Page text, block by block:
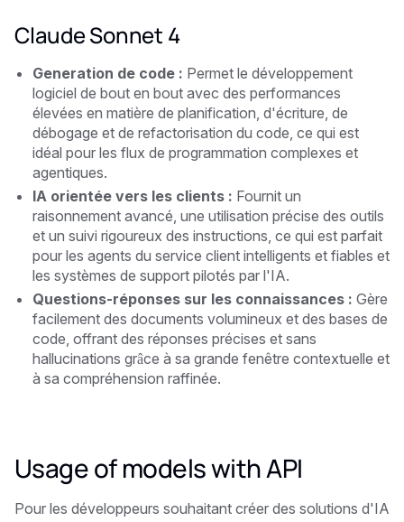
Claude Sonnet 4
Generation de code : Permet le développement
logiciel de bout en bout avec des performances
élevées en matière de planification, d'écriture, de
débogage et de refactorisation du code, ce qui est
idéal pour les flux de programmation complexes et
agentiques.
IA orientée vers les clients : Fournit un
raisonnement avancé, une utilisation précise des outils
et un suivi rigoureux des instructions, ce qui est parfait
pour les agents du service client intelligents et fiables et
les systèmes de support pilotés par l'IA.
Questions-réponses sur les connaissances : Gère
facilement des documents volumineux et des bases de
code, offrant des réponses précises et sans
hallucinations grâce à sa grande fenêtre contextuelle et
à sa compréhension raffinée.
Usage of models with API
Pour les développeurs souhaitant créer des solutions d'IA